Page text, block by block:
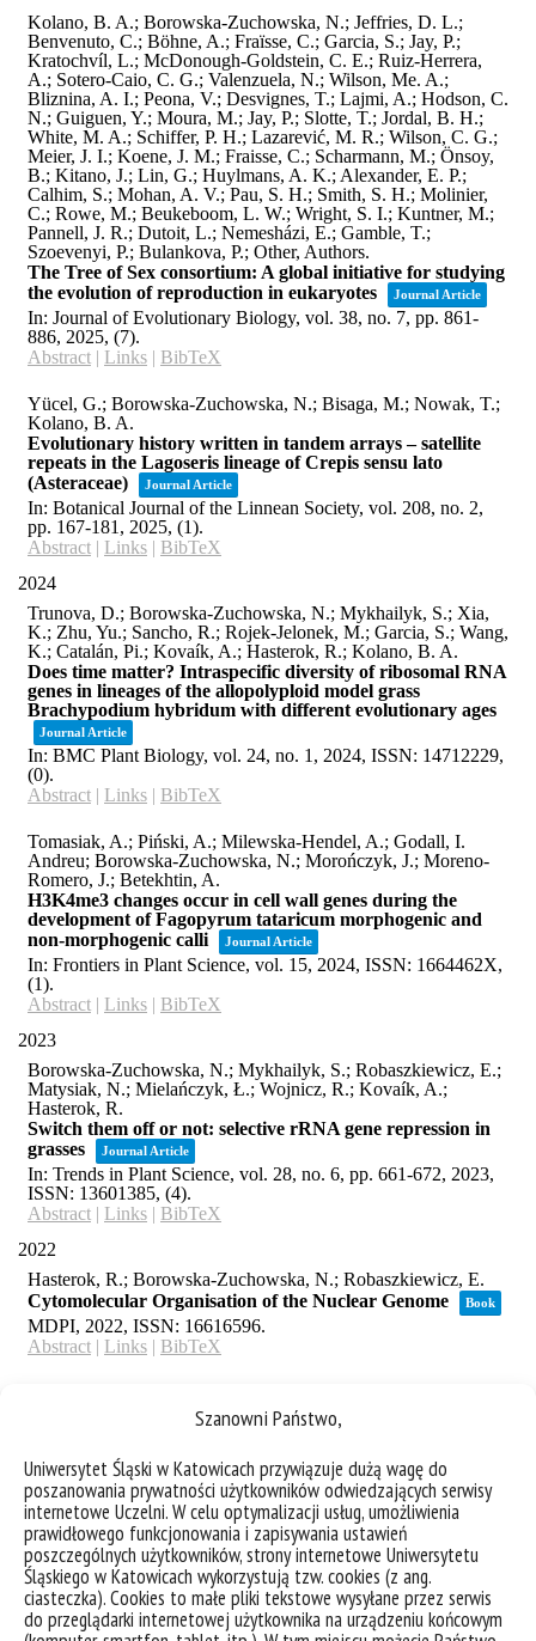
Szanowni Państwo,
Uniwersytet Śląski w Katowicach przywiązuje dużą wagę do
poszanowania prywatności użytkowników odwiedzających serwisy
internetowe Uczelni. W celu optymalizacji usług, umożliwienia
prawidłowego funkcjonowania i zapisywania ustawień
poszczególnych użytkowników, strony internetowe Uniwersytetu
Śląskiego w Katowicach wykorzystują tzw. cookies (z ang.
ciasteczka). Cookies to małe pliki tekstowe wysyłane przez serwis
do przeglądarki internetowej użytkownika na urządzeniu końcowym